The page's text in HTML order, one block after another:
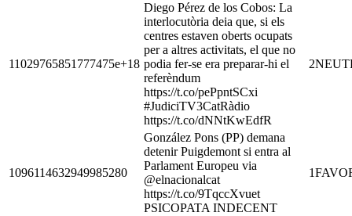
11029765851777475e+18
Diego Pérez de los Cobos: La
interlocutòria deia que, si els
centres estaven oberts ocupats
per a altres activitats, el que no
podia fer-se era preparar-hi el
referèndum
https://t.co/pePpntSCxi
#JudiciTV3CatRàdio
https://t.co/dNNtKwEdfR
2
1096114632949985280
González Pons (PP) demana
detenir Puigdemont si entra al
Parlament Europeu via
@elnacionalcat
https://t.co/9TqccXvuet
PSICOPATA INDECENT
1